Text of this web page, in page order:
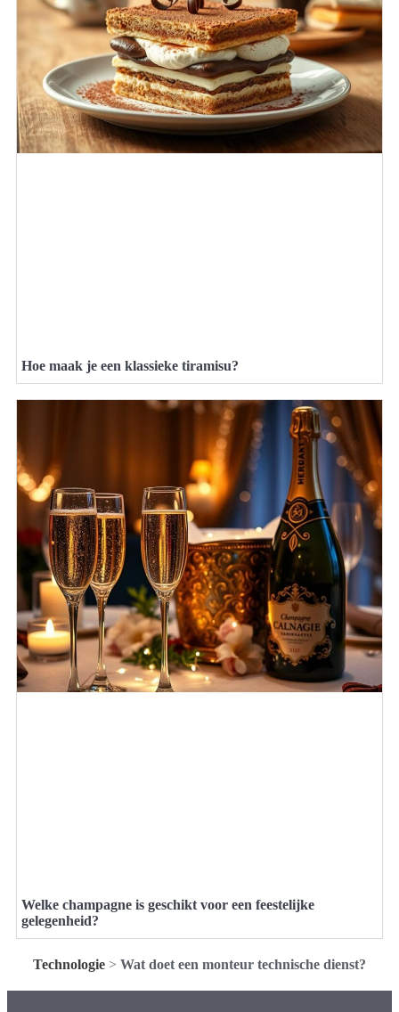
Hoe maak je een klassieke tiramisu?
Welke champagne is geschikt voor een feestelijke
gelegenheid?
Technologie > Wat doet een monteur technische dienst?